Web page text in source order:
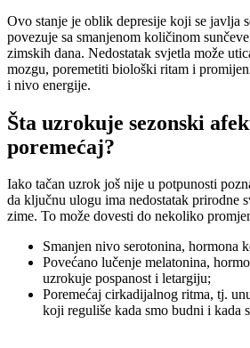
Ovo stanje je oblik depresije koji se javlja
povezuje sa smanjenom količinom
zimskih dana. Nedostatak svjetla može
mozgu, poremetiti biološki ritam i
i nivo energije.
Šta uzrokuje sezonski
poremećaj?
Iako tačan uzrok još nije u potpunosti
da ključnu ulogu ima nedostatak prirodne
zime. To može dovesti do nekoliko
Smanjen nivo serotonina, hormona
Povećano lučenje melatonina,
uzrokuje pospanost i letargiju;
Poremećaj cirkadijalnog ritma, tj.
koji reguliše kada smo budni i kada